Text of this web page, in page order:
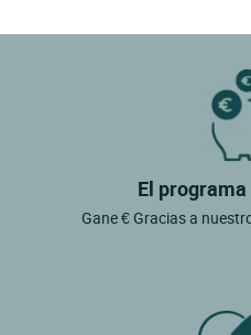
El
Gane € Gracias a